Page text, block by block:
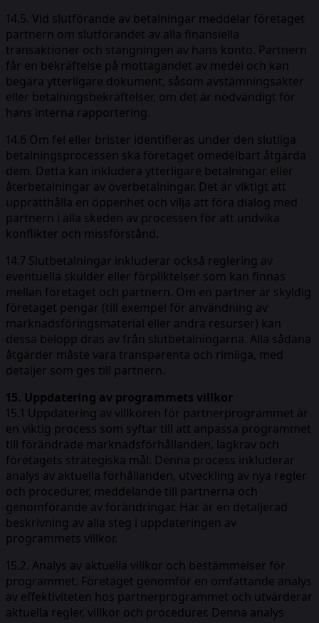
14.5. Vid slutförande av betalningar meddelar företaget
partnern om slutförandet av alla finansiella
transaktioner och stängningen av hans konto. Partnern
får en bekräftelse på mottagandet av medel och kan
begära ytterligare dokument, såsom avstämningsakter
eller betalningsbekräftelser, om det är nödvändigt för
hans interna rapportering.
14.6 Om fel eller brister identifieras under den slutliga
betalningsprocessen ska företaget omedelbart åtgärda
dem. Detta kan inkludera ytterligare betalningar eller
återbetalningar av överbetalningar. Det är viktigt att
upprätthålla en öppenhet och vilja att föra dialog med
partnern i alla skeden av processen för att undvika
konflikter och missförstånd.
14.7 Slutbetalningar inkluderar också reglering av
eventuella skulder eller förpliktelser som kan finnas
mellan företaget och partnern. Om en partner är skyldig
företaget pengar (till exempel för användning av
marknadsföringsmaterial eller andra resurser) kan
dessa belopp dras av från slutbetalningarna. Alla sådana
åtgärder måste vara transparenta och rimliga, med
detaljer som ges till partnern.
15. Uppdatering av programmets villkor
15.1 Uppdatering av villkoren för partnerprogrammet är
en viktig process som syftar till att anpassa programmet
till förändrade marknadsförhållanden, lagkrav och
företagets strategiska mål. Denna process inkluderar
analys av aktuella förhållanden, utveckling av nya regler
och procedurer, meddelande till partnerna och
genomförande av förändringar. Här är en detaljerad
beskrivning av alla steg i uppdateringen av
programmets villkor.
15.2. Analys av aktuella villkor och bestämmelser för
programmet. Företaget genomför en omfattande analys
av effektiviteten hos partnerprogrammet och utvärderar
aktuella regler, villkor och procedurer. Denna analys